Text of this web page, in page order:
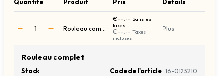
Quantité Produit Prix Details
€--,-- Sans les
taxes
€--,-- Taxes
incluses
Plus
Rouleau complet
Stock
Code de l'article 16-0123210